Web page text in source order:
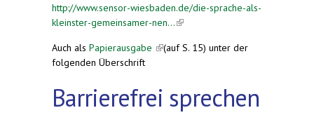
http://www.sensor-wiesbaden.de/die-sprache-als-
kleinster-gemeinsamer-nen...(link is external)
Auch als Papierausgabe (link is external)
(auf S. 15) unter der
folgenden Überschrift
Barrierefrei sprechen